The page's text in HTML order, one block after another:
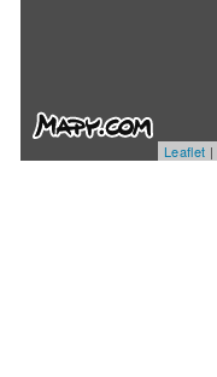
Leaflet |